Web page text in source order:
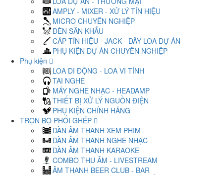
AMPLY - MIXER - XỬ LÝ TÍN HIỆU
MICRO CHUYÊN NGHIỆP
ĐÈN SÂN KHẤU
CÁP TÍN HIỆU - JACK - DÂY LOA DỰ ÁN
PHỤ KIỆN DỰ ÁN CHUYÊN NGHIỆP
Phụ kiện
LOA DI ĐỘNG - LOA VI TÍNH
TAI NGHE
MÁY NGHE NHẠC - HEADAMP
THIẾT BỊ XỬ LÝ NGUỒN ĐIỆN
PHỤ KIỆN CHÍNH HÃNG
TRỌN BỘ PHỐI GHÉP
DÀN ÂM THANH XEM PHIM
DÀN ÂM THANH NGHE NHẠC
DÀN ÂM THANH KARAOKE
COMBO THU ÂM - LIVESTREAM
ÂM THANH BEER CLUB - BAR